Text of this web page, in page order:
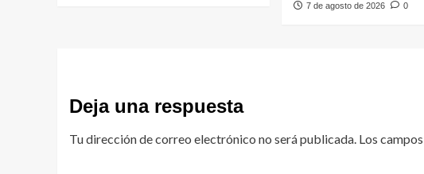
7 de agosto de 2026 0
Deja una respuesta
Tu dirección de correo electrónico no será publicada. Los